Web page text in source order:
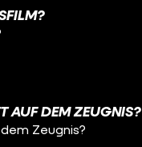
AUF DEM ZEUGNIS?
Zeugnis?